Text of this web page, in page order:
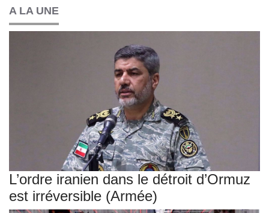
A LA UNE
L’ordre iranien dans le détroit d’Ormuz
est irréversible (Armée)